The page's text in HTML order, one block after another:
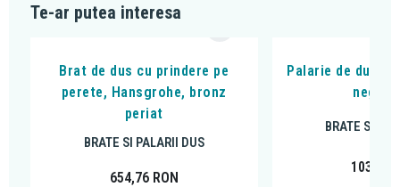
Te-ar putea interesa
Brat de dus cu prindere pe
perete, Hansgrohe, bronz
periat
BRATE SI PALARII DUS
654,76 RON
Palarie de dus,
negru
BRATE SI
103,49